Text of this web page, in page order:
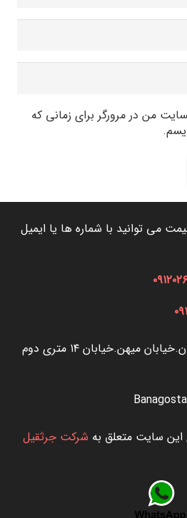
من در مرورگر برای زمانی که
می توانید با شماره ها یا ایمیل
سه راه آدران.خیابان میهن.خیابان ۱۴ متری دوم
سایت متعلق به شرکت جرثقیل